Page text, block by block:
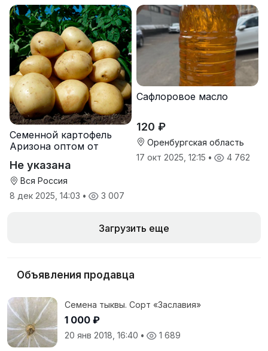
Семенной картофель
Аризона оптом от
Не указана
Вся Россия
8 дек 2025, 14:03 • 3 007
Сафлоровое масло
120 ₽
Оренбургская область
17 окт 2025, 12:15 • 4 762
Загрузить еще
Объявления продавца
Семена тыквы. Сорт «Заславия»
1 000 ₽
20 янв 2018, 16:40 • 1 689